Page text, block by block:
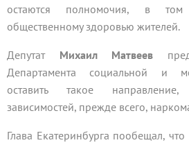
остаются полномочия, в
общественному здоровью жителей.
Депутат Михаил Матвеев
Департамента социальной и
оставить такое
зависимостей, прежде всего,
Глава Екатеринбурга пообещал,